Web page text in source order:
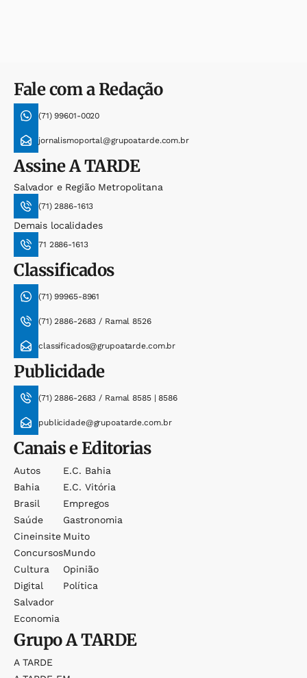
Fale com a Redação
(71) 99601-0020
jornalismoportal@grupoatarde.com.br
AssineA TARDE
Salvador e Região Metropolitana
(71) 2886-1613
Demais localidades
71 2886-1613
Classificados
(71) 99965-8961
(71) 2886-2683 / Ramal 8526
classificados@grupoatarde.com.br
Publicidade
(71) 2886-2683 / Ramal 8585 | 8586
publicidade@grupoatarde.com.br
Canais e Editorias
Autos
Bahia
Brasil
Saúde
Cineinsite
Concursos
Cultura
Digital
Salvador
Economia
E.c. Bahia
E.c. Vitória
Empregos
Gastronomia
Muito
Mundo
Opinião
Política
GrupoA TARDE
A TARDE